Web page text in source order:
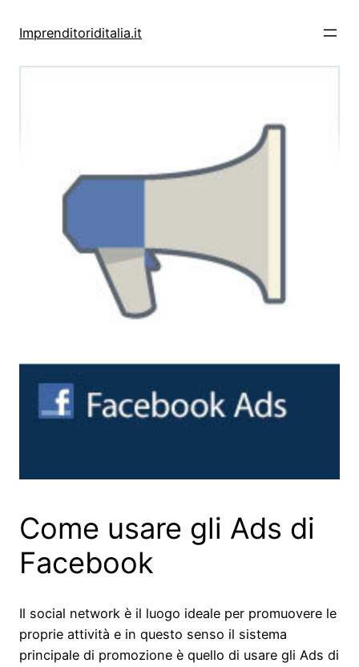
Imprenditoriditalia.it
Come usare gli Ads di
Facebook
Il social network è il luogo ideale per promuovere le
proprie attività e in questo senso il sistema
principale di promozione è quello di usare gli Ads di